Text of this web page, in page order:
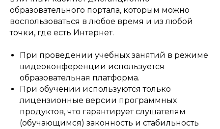
образовательного портала, которым можно
воспользоваться в любое время и из любой
точки, где есть Интернет.
При проведении учебных занятий в режиме
видеоконференции используется
образовательная платформа.
При обучении используются только
лицензионные версии программных
продуктов, что гарантирует слушателям
(обучающимся) законность и стабильность